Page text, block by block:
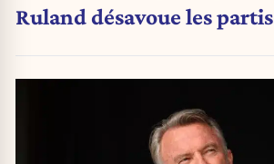
Ruland désavoue les partis